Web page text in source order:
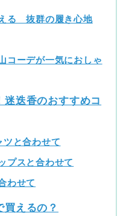
る 抜群の履き心地
コーデが一気におしゃ
迷迭香のおすすめコ
ツと合わせて
プスと合わせて
わせて
えるの？